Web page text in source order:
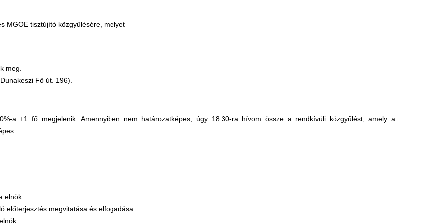
MGOE tisztújító közgyűlésére, melyet
meg.
Fő út. 196).
a +1 fő megjelenik. Amennyiben nem határozatképes, úgy 18.30-ra hívom össze a rendkívüli közgyűlést, amely a
elnök
előterjesztés megvitatása és elfogadása